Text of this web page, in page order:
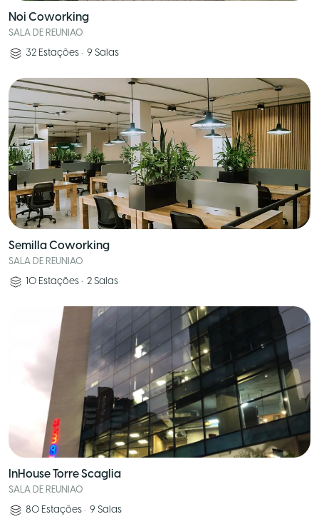
Noi Coworking
SALA DE REUNIAO
32 Estações • 9 Salas
Semilla Coworking
SALA DE REUNIAO
10 Estações • 2 Salas
InHouse Torre Scaglia
SALA DE REUNIAO
80 Estações • 9 Salas